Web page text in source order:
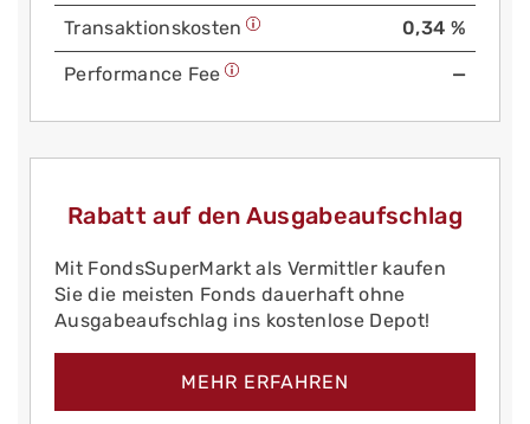
Trans­aktions­kosten 0,34 %
Performance Fee —
Rabatt auf den Ausgabeaufschlag
Mit FondsSuperMarkt als Vermittler kaufen
Sie die meisten Fonds dauerhaft ohne
Ausgabeaufschlag ins kostenlose Depot!
MEHR ERFAHREN